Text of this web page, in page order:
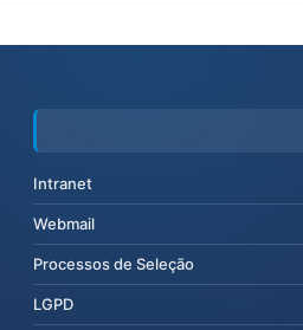
Intranet
Webmail
Processos de Seleção
LGPD